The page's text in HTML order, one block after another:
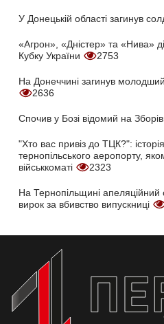
У Донецькій області загинув
«Агрон», «Дністер» та «Нива»
Кубку України
2753
На Донеччині загинув
2636
Спочив у Бозі відомий на
"Хто вас привіз до ТЦК?":
тернопільського аеропорту,
військкоматі
2323
На Тернопільщині апеляційний
вирок за вбивство випускниці